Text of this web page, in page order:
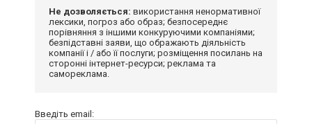
Не дозволяється: використання ненормативної
лексики, погроз або образ; безпосереднє
порівняння з іншими конкуруючими компаніями;
безпідставні заяви, що ображають діяльність
компанії і / або її послуги; розміщення посилань на
сторонні інтернет-ресурси; реклама та
самореклама.
Введіть email: